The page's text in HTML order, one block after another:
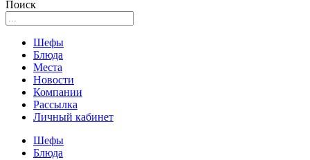
Поиск
Шефы
Блюда
Места
Новости
Компании
Рассылка
Личный кабинет
Шефы
Блюда